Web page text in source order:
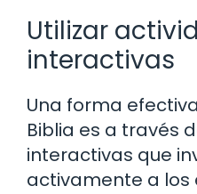
Utilizar
interactivas
Una forma
Biblia es a través
interactivas que
activamente a los